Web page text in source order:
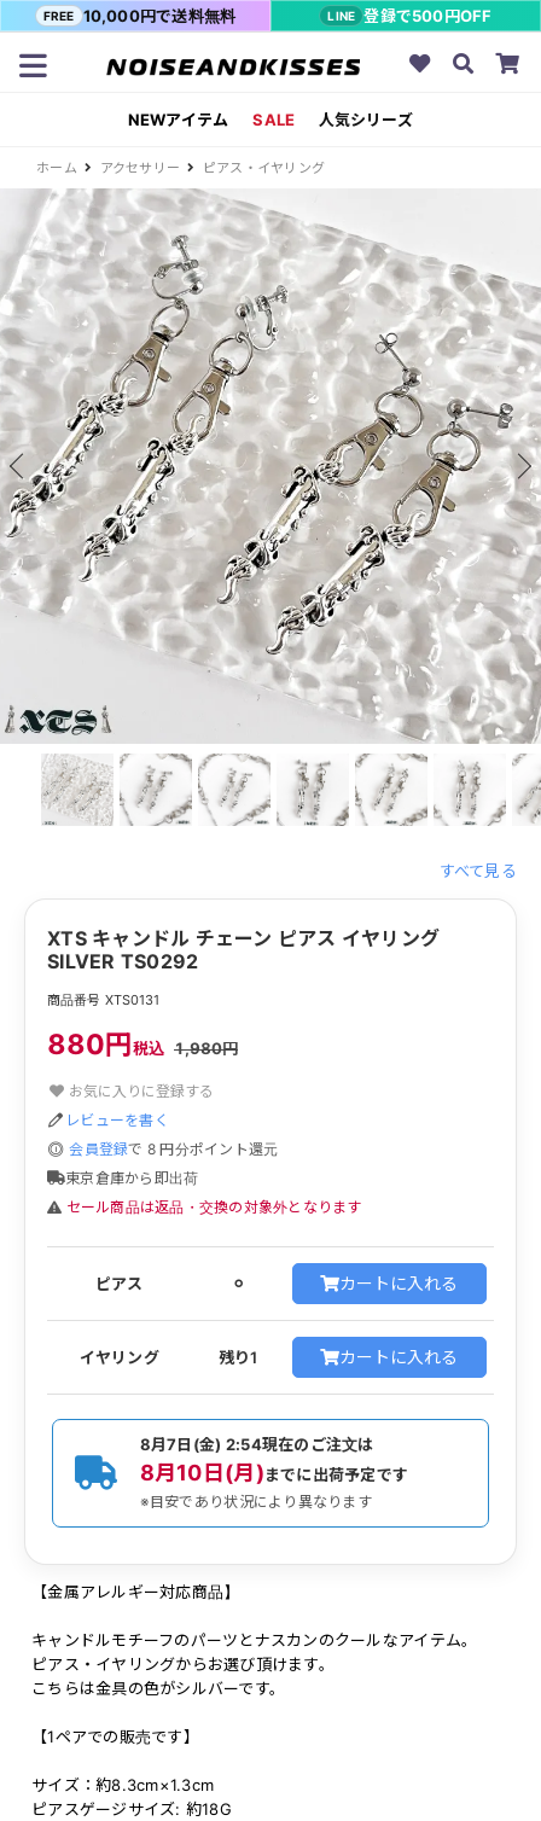
FREE 10,000円で送料無料 LINE 登録で500円OFF
NEWアイテム SALE 人気シリーズ
ホーム アクセサリー ピアス・イヤリング
すべて見る
XTS キャンドル チェーン ピアス イヤリング
SILVER TS0292
商品番号 XTS0131
880円税込 1,980円
お気に入りに登録する
レビューを書く
会員登録で 8円分ポイント還元
東京倉庫から即出荷
セール商品は返品・交換の対象外となります
ピアス ⚪︎ カートに入れる
イヤリング 残り1 カートに入れる
8月7日(金) 2:54現在のご注文は
8月10日(月)までに出荷予定です
※目安であり状況により異なります
【金属アレルギー対応商品】
キャンドルモチーフのパーツとナスカンのクールなアイテム。
ピアス・イヤリングからお選び頂けます。
こちらは金具の色がシルバーです。
【1ペアでの販売です】
サイズ：約8.3cm×1.3cm
ピアスゲージサイズ: 約18G